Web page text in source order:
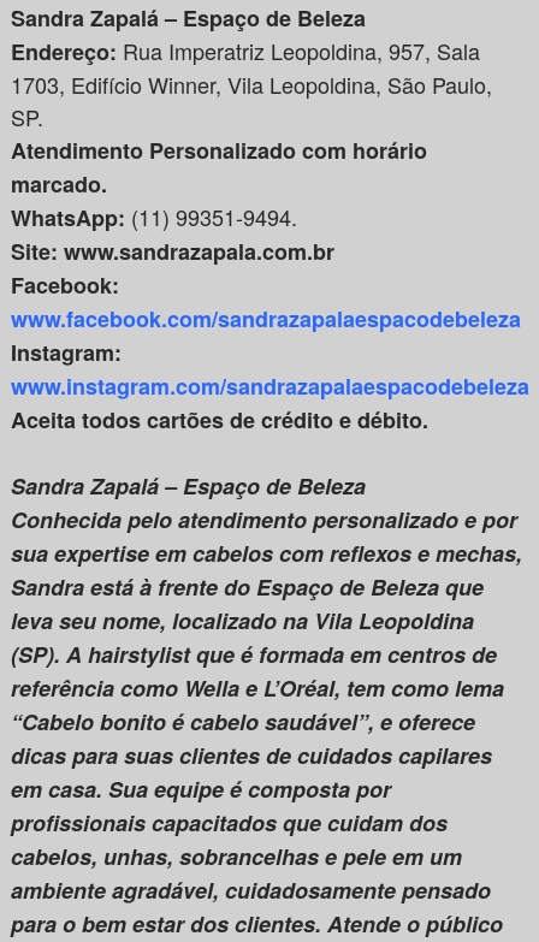
Sandra Zapalá – Espaço de Beleza
Endereço: Rua Imperatriz Leopoldina, 957, Sala
1703, Edifício Winner, Vila Leopoldina, São Paulo,
SP.
Atendimento Personalizado com horário
marcado.
WhatsApp: (11) 99351-9494.
Site: www.sandrazapala.com.br
Facebook:
www.facebook.com/sandrazapalaespacodebeleza
Instagram:
www.instagram.com/sandrazapalaespacodebeleza
Aceita todos cartões de crédito e débito.
Sandra Zapalá – Espaço de Beleza
Conhecida pelo atendimento personalizado e por
sua expertise em cabelos com reflexos e mechas,
Sandra está à frente do Espaço de Beleza que
leva seu nome, localizado na Vila Leopoldina
(SP). A hairstylist que é formada em centros de
referência como Wella e L’Oréal, tem como lema
“Cabelo bonito é cabelo saudável”, e oferece
dicas para suas clientes de cuidados capilares
em casa. Sua equipe é composta por
profissionais capacitados que cuidam dos
cabelos, unhas, sobrancelhas e pele em um
ambiente agradável, cuidadosamente pensado
para o bem estar dos clientes. Atende o público